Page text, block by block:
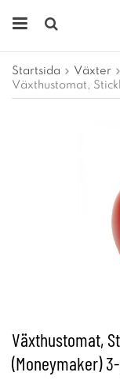
Startsida Växter
Växthustomat,
Växthustomat,
(Moneymaker)